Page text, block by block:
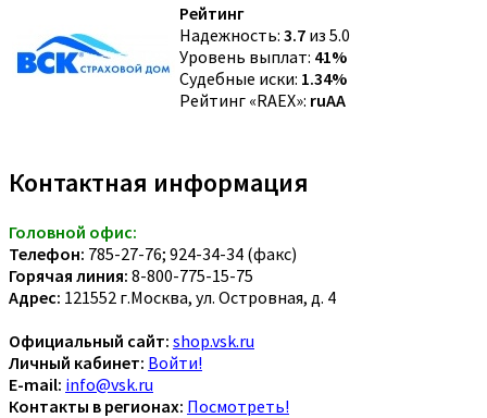
Рейтинг
Надежность: 3.7 из 5.0
Уровень выплат: 41%
Судебные иски: 1.34%
Рейтинг «RAEX»: ruAA
Контактная информация
Головной офис:
Телефон: 785-27-76; 924-34-34 (факс)
Горячая линия: 8-800-775-15-75
Адрес: 121552 г.Москва, ул. Островная, д. 4
Официальный сайт: shop.vsk.ru
Личный кабинет: Войти!
E-mail: info@vsk.ru
Контакты в регионах: Посмотреть!